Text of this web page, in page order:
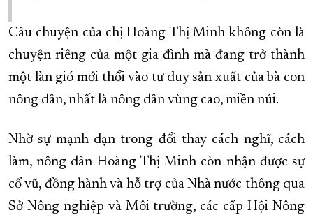
Câu chuyện của chị Hoàng Thị Minh không còn là
chuyện riêng của một gia đình mà đang trở thành
một làn gió mới thổi vào tư duy sản xuất của bà con
nông dân, nhất là nông dân vùng cao, miền núi.
Nhờ sự mạnh dạn trong đổi thay cách nghĩ, cách
làm, nông dân Hoàng Thị Minh còn nhận được sự
cổ vũ, đồng hành và hỗ trợ của Nhà nước thông qua
Sở Nông nghiệp và Môi trường, các cấp Hội Nông